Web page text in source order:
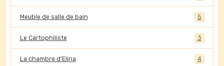
Meuble de salle de bain 5
Le Cartophiliste 3
La chambre d'Elina 4